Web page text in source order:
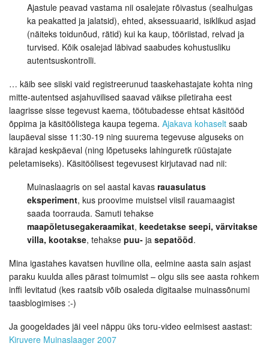
Ajastule peavad vastama nii osalejate rõivastus (sealhulgas
ka peakatted ja jalatsid), ehted, aksessuaarid, isiklikud asjad
(näiteks toidunõud, rätid) kui ka kaup, tööriistad, relvad ja
turvised. Kõik osalejad läbivad saabudes kohustusliku
autentsuskontrolli.
… käib see siiski vaid registreerunud taaskehastajate kohta ning
mitte-autentsed asjahuvilised saavad väikse piletiraha eest
laagrisse sisse tegevust kaema, töötubadesse ehtsat käsitööd
õppima ja käsitöölistega kaupa tegema. Ajakava kohaselt saab
laupäeval sisse 11:30-19 ning suurema tegevuse alguseks on
kärajad keskpäeval (ning lõpetuseks lahinguretk rüüstajate
peletamiseks). Käsitöölisest tegevusest kirjutavad nad nii:
Muinaslaagris on sel aastal kavas rauasulatus
eksperiment, kus proovime muistsel viisil rauamaagist
saada toorrauda. Samuti tehakse
maapõletusegakeraamikat, keedetakse seepi, värvitakse
villa, kootakse, tehakse puu- ja sepatööd.
Mina igastahes kavatsen huviline olla, eelmine aasta sain asjast
paraku kuulda alles pärast toimumist – olgu siis see aasta rohkem
inffi levitatud (kes raatsib võib osaleda digitaalse muinassõnumi
taasblogimises :-)
Ja googeldades jäi veel näppu üks toru-video eelmisest aastast:
Kiruvere Muinaslaager 2007